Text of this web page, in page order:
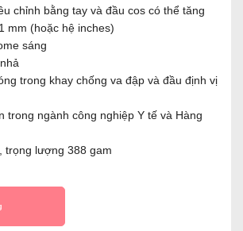
chỉnh bằng tay và đầu cos có thể tăng
mm (hoặc hệ inches)
sáng
trong khay chống va đập và đầu định vị
trong ngành công nghiệp Y tế và Hàng
trọng lượng 388 gam